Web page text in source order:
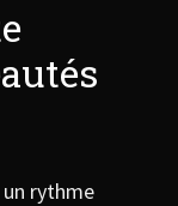
un rythme